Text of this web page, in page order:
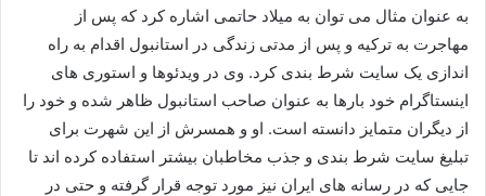
به عنوان مثال می توان به میلاد حاتمی اشاره کرد که پس از
مهاجرت به ترکیه و پس از مدتی زندگی در استانبول اقدام به راه‌
اندازی یک سایت شرط‌ بندی کرد. وی در ویدئوها و استوری‌ های
اینستاگرام خود بارها به عنوان صاحب استانبول ظاهر شده و خود را
از دیگران متمایز دانسته است. او و همسرش از این شهرت برای
تبلیغ سایت شرط‌ بندی و جذب مخاطبان بیشتر استفاده کرده‌ اند تا
جایی که در رسانه‌ های ایران نیز مورد توجه قرار گرفته و حتی در